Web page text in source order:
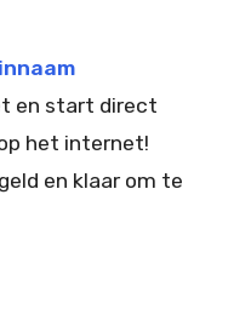
en start direct
het internet!
en klaar om te